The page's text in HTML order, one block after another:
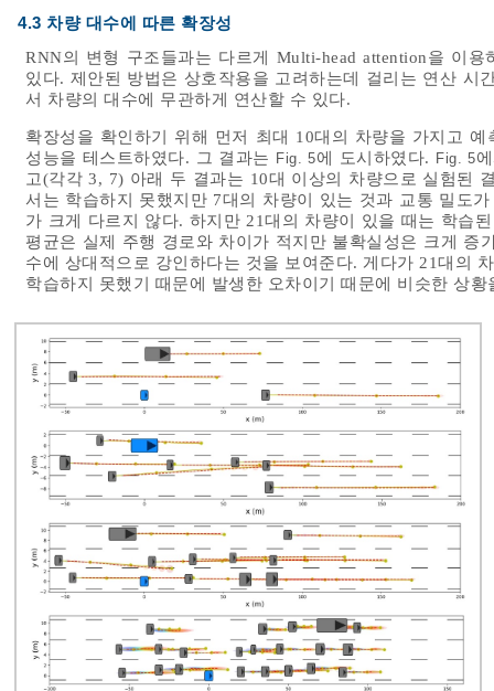
4.3 차량 대수에 따른 확장성
RNN의 변형 구조들과는 다르게 Multi-head attention을 이
있다. 제안된 방법은 상호작용을 고려하는데 걸리는 연산 시
서 차량의 대수에 무관하게 연산할 수 있다.
확장성을 확인하기 위해 먼저 최대 10대의 차량을 가지고
성능을 테스트하였다. 그 결과는 Fig. 5에 도시하였다. Fig. 5
고(각각 3, 7) 아래 두 결과는 10대 이상의 차량으로 실험된
서는 학습하지 못했지만 7대의 차량이 있는 것과 교통 밀도
가 크게 다르지 않다. 하지만 21대의 차량이 있을 때는 학습
평균은 실제 주행 경로와 차이가 적지만 불확실성은 크게 증
수에 상대적으로 강인하다는 것을 보여준다. 게다가 21대의
학습하지 못했기 때문에 발생한 오차이기 때문에 비슷한 상